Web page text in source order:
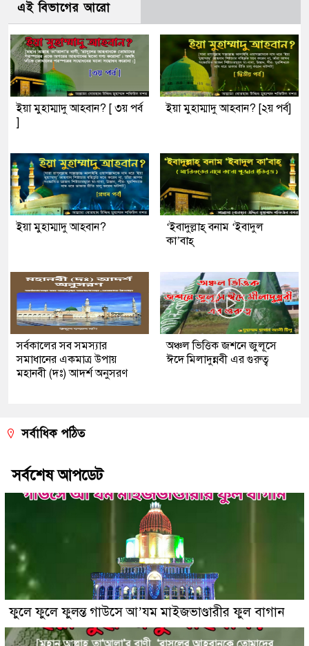
এই বিভাগের আরো
ইয়া মুহাম্মাদু আহবান? [ ৩য় পর্ব
]
ইয়া মুহাম্মাদু আহবান? [২য় পর্ব]
ইয়া মুহাম্মাদু আহবান?
‘ইবাদুল্লাহ্ বনাম ‘ইবাদুল
কা’বাহ্
সর্বকালের সব সমস্যার
সমাধানের একমাত্র উপায়
মহানবী (দঃ) আদর্শ অনুসরণ
অঞ্চল ভিত্তিক জশনে জুলূসে
ঈদে মিলাদুন্নবী এর গুরুত্ব
সর্বাধিক পঠিত
সর্বশেষ আপডেট
ফুলে ফুলে ফুলন্ত গাউসে আ’যম মাইজভাণ্ডারীর ফুল বাগান